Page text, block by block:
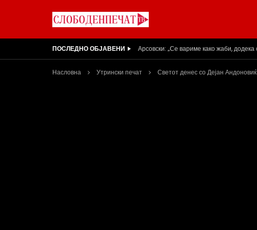
ПОСЛЕДНО ОБЈАВЕНИ Вести на „Слободен Печат“ 05.08.2026
Насловна Утрински печат Светот денес со Дејан Андоновиќ